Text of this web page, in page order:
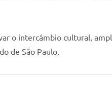
o intercâmbio cultural,
de São Paulo.